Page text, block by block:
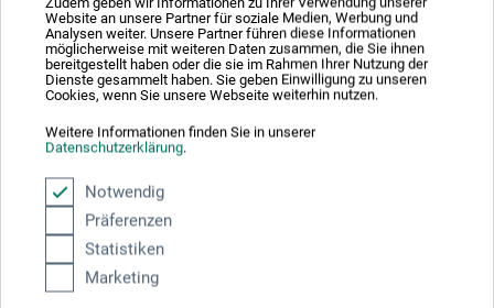
Website an unsere Partner für soziale Medien, Werbung und
Analysen weiter. Unsere Partner führen diese Informationen
möglicherweise mit weiteren Daten zusammen, die Sie ihnen
bereitgestellt haben oder die sie im Rahmen Ihrer Nutzung der
Dienste gesammelt haben. Sie geben Einwilligung zu unseren
Cookies, wenn Sie unsere Webseite weiterhin nutzen.
Weitere Informationen finden Sie in unserer
Datenschutzerklärung.
Notwendig
Präferenzen
Statistiken
Marketing
Teknisk tegnetrekant